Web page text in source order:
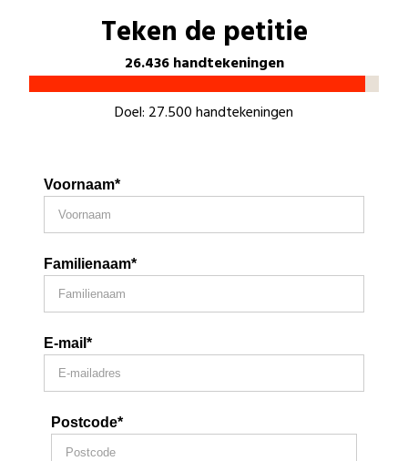
Pensioenen
Kinderen en jongeren
Teken de petitie
26.436 handtekeningen
Doel: 27.500 handtekeningen
Voornaam*
Familienaam*
E-mail*
Postcode*